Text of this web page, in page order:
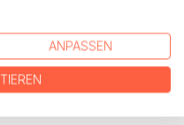
ANPASSEN